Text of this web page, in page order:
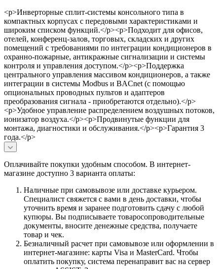
<p>Инверторные сплит-системы консольного типа в
компактных корпусах с передовыми характеристиками и
широким списком функций.</p><p>Подходит для офисов,
отелей, конференц-залов, торговых, складских и других
помещений с требованиями по интеграции кондиционеров в
охранно-пожарные, антикражные сигнализации и системы
контроля и управления доступом.</p><p>Поддержка
центрального управления массивом кондиционеров, а также
интеграции в системы Modbus и BACnet (с помощью
опциональных проводных пультов и адаптеров
преобразования сигнала - приобретаются отдельно).</p>
<p>Удобное управление распределением воздушных потоков,
ионизатор воздуха.</p><p>Продвинутые функции для
монтажа, диагностики и обслуживания.</p><p>Гарантия 3
года.</p>
Оплачивайте покупки удобным способом. В интернет-
магазине доступно 3 варианта оплаты:
Наличные при самовывозе или доставке курьером.
Специалист свяжется с вами в день доставки, чтобы
уточнить время и заранее подготовить сдачу с любой
купюры. Вы подписываете товаросопроводительные
документы, вносите денежные средства, получаете
товар и чек.
Безналичный расчет при самовывозе или оформлении в
интернет-магазине: карты Visa и MasterCard. Чтобы
оплатить покупку, система перенаправит вас на сервер